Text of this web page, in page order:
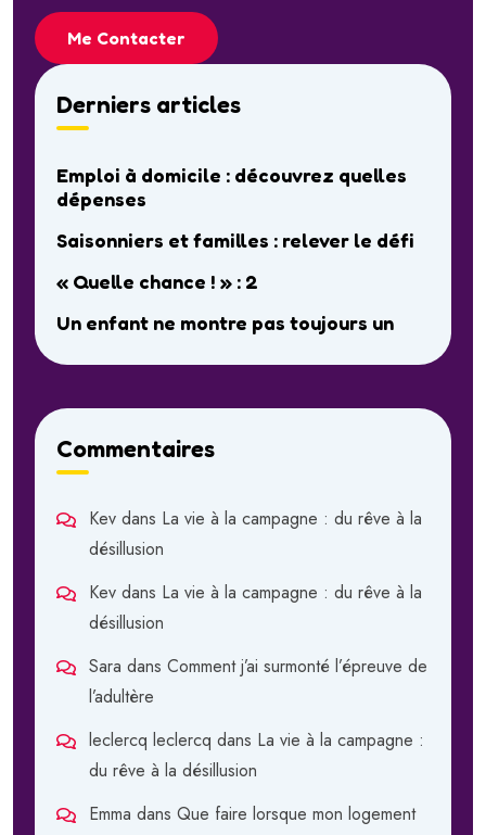
Me Contacter
Derniers articles
Emploi à domicile : découvrez quelles
dépenses
Saisonniers et familles : relever le défi
« Quelle chance ! » : 2
Un enfant ne montre pas toujours un
Commentaires
Kev dans La vie à la campagne : du rêve à la
désillusion
Kev dans La vie à la campagne : du rêve à la
désillusion
Sara dans Comment j’ai surmonté l’épreuve de
l’adultère
leclercq leclercq dans La vie à la campagne :
du rêve à la désillusion
Emma dans Que faire lorsque mon logement